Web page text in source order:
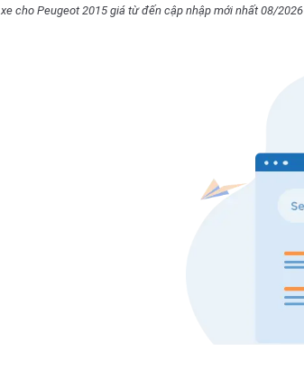
cho Peugeot 2015 giá từ đến cập nhập mới nhất 08/2026